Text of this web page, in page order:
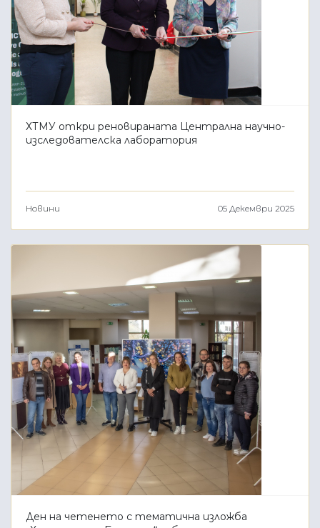
ХТМУ откри реновираната Централна научно-
изследователска лаборатория
Новини 05 Декември 2025
Ден на четенето с тематична изложба